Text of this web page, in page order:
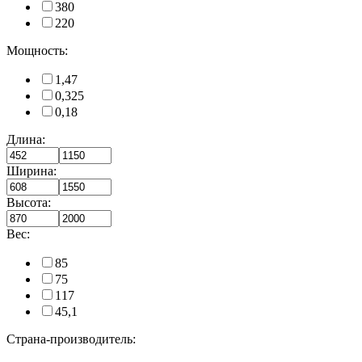
380
220
Мощность:
1,47
0,325
0,18
Длина:
Ширина:
Высота:
Вес:
85
75
117
45,1
Страна-производитель: